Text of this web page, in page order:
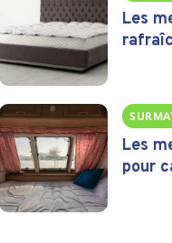
Les
Les
pour